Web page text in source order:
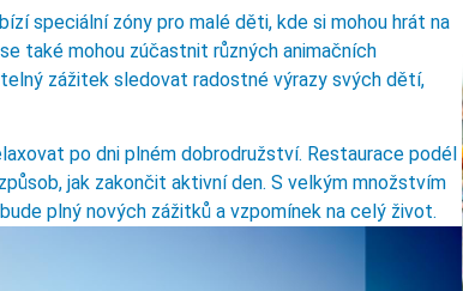
speciální zóny pro malé děti, kde si mohou hrát na
také mohou zúčastnit různých animačních
zážitek sledovat radostné výrazy svých dětí,
po dni plném dobrodružství. Restaurace podél
jak zakončit aktivní den. S velkým množstvím
plný nových zážitků a vzpomínek na celý život.